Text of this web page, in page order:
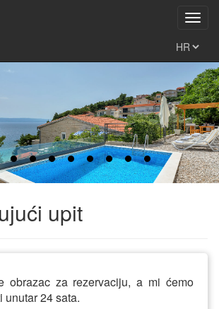
upit
obrazac za rezervaciju, a mi ćemo
unutar 24 sata.